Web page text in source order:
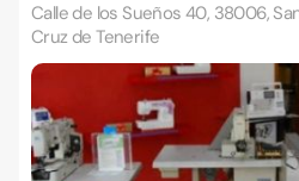
Calle de los Sueños 40, 38006,
Cruz de Tenerife